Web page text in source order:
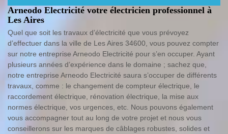
Arneodo Electricité votre électricien professionnel à
Les Aires
Quel que soit les travaux d’électricité que vous prévoyez
d’effectuer dans la ville de Les Aires 34600, vous pouvez compter
sur notre entreprise Arneodo Electricité pour s’en occuper. Ayant
plusieurs années d’expérience dans le domaine ; sachez que,
notre entreprise Arneodo Electricité saura s’occuper de différents
travaux, comme : le changement de compteur électrique, le
raccordement électrique, rénovation électrique, la mise aux
normes électrique, vos urgences, etc. Nous pouvons également
vous accompagner tout au long de votre projet et nous vous
conseillerons sur les marques de câblages robustes, solides et